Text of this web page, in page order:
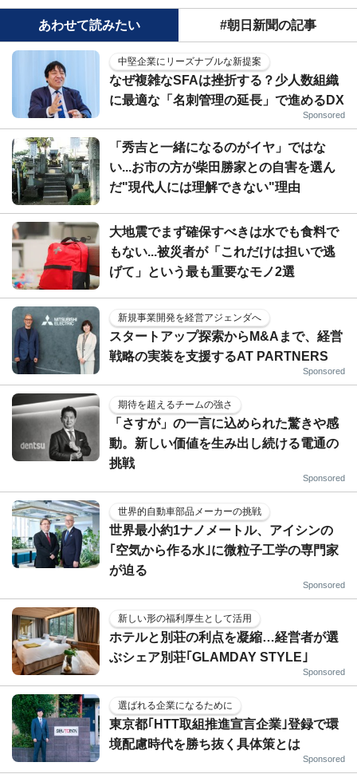
あわせて読みたい #朝日新聞の記事
中堅企業にリーズナブルな新提案
なぜ複雑なSFAは挫折する？少人数組織
に最適な「名刺管理の延長」で進めるDX
Sponsored
「秀吉と一緒になるのがイヤ」ではな
い...お市の方が柴田勝家との自害を選ん
だ"現代人には理解できない"理由
大地震でまず確保すべきは水でも食料で
もない...被災者が「これだけは担いで逃
げて」という最も重要なモノ2選
新規事業開発を経営アジェンダへ
スタートアップ探索からM&Aまで、経営
戦略の実装を支援するAT PARTNERS
Sponsored
期待を超えるチームの強さ
「さすが」の一言に込められた驚きや感
動。新しい価値を生み出し続ける電通の
挑戦
Sponsored
世界的自動車部品メーカーの挑戦
世界最小約1ナノメートル、アイシンの
｢空気から作る水｣に微粒子工学の専門家
が迫る
Sponsored
新しい形の福利厚生として活用
ホテルと別荘の利点を凝縮…経営者が選
ぶシェア別荘｢GLAMDAY STYLE｣
Sponsored
選ばれる企業になるために
東京都｢HTT取組推進宣言企業｣登録で環
境配慮時代を勝ち抜く具体策とは
Sponsored